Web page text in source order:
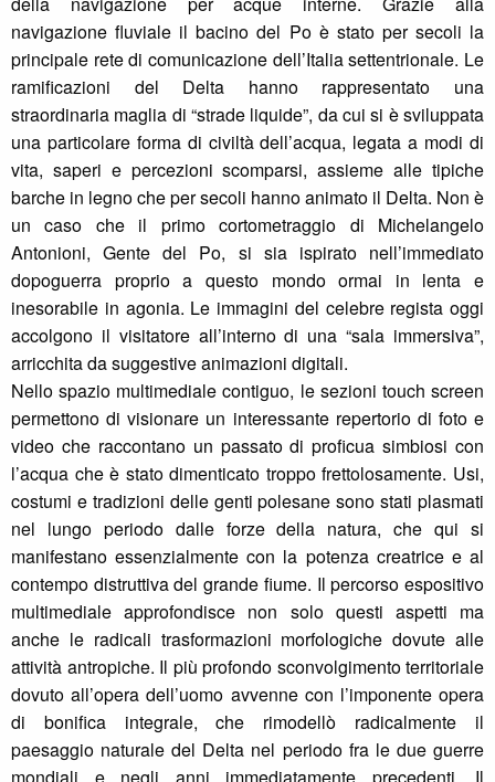
navigazione fluviale il bacino del Po è stato per secoli la
principale rete di comunicazione dell’Italia settentrionale. Le
ramificazioni del Delta hanno rappresentato una
straordinaria maglia di “strade liquide”, da cui si è sviluppata
una particolare forma di civiltà dell’acqua, legata a modi di
vita, saperi e percezioni scomparsi, assieme alle tipiche
barche in legno che per secoli hanno animato il Delta. Non è
un caso che il primo cortometraggio di Michelangelo
Antonioni, Gente del Po, si sia ispirato nell’immediato
dopoguerra proprio a questo mondo ormai in lenta e
inesorabile in agonia. Le immagini del celebre regista oggi
accolgono il visitatore all’interno di una “sala immersiva”,
arricchita da suggestive animazioni digitali.
Nello spazio multimediale contiguo, le sezioni touch screen
permettono di visionare un interessante repertorio di foto e
video che raccontano un passato di proficua simbiosi con
l’acqua che è stato dimenticato troppo frettolosamente. Usi,
costumi e tradizioni delle genti polesane sono stati plasmati
nel lungo periodo dalle forze della natura, che qui si
manifestano essenzialmente con la potenza creatrice e al
contempo distruttiva del grande fiume. Il percorso espositivo
multimediale approfondisce non solo questi aspetti ma
anche le radicali trasformazioni morfologiche dovute alle
attività antropiche. Il più profondo sconvolgimento territoriale
dovuto all’opera dell’uomo avvenne con l’imponente opera
di bonifica integrale, che rimodellò radicalmente il
paesaggio naturale del Delta nel periodo fra le due guerre
mondiali e negli anni immediatamente precedenti. Il